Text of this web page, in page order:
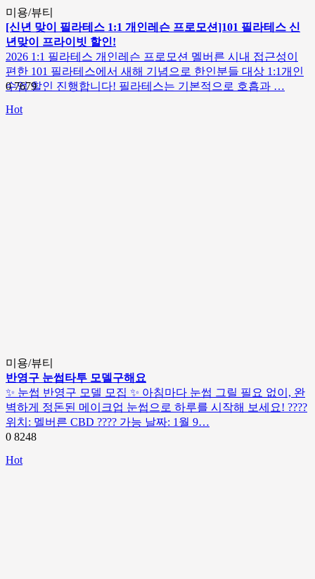
미용/뷰티
[신년 맞이 필라테스 1:1 개인레슨 프로모션]101 필라테스 신
년맞이 프라이빗 할인!
2026 1:1 필라테스 개인레슨 프로모션 멜버른 시내 접근성이
편한 101 필라테스에서 새해 기념으로 한인분들 대상 1:1개인
수업 할인 진행합니다! 필라테스는 기본적으로 호흡과 …
07679
Hot
미용/뷰티
반영구 눈썹타투 모델구해요
✨ 눈썹 반영구 모델 모집 ✨ 아침마다 눈썹 그릴 필요 없이, 완
벽하게 정돈된 메이크업 눈썹으로 하루를 시작해 보세요! ????
위치: 멜버른 CBD ???? 가능 날짜: 1월 9…
0 8248
Hot